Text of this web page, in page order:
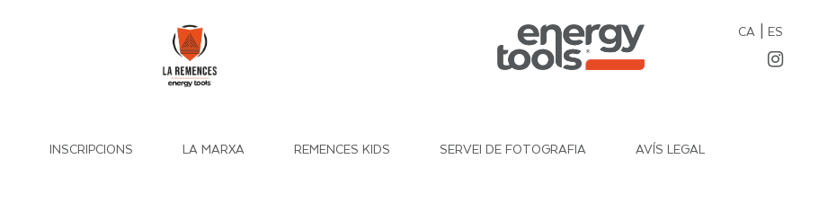
CA| ES
INSCRIPCIONS LA MARXA REMENCES KIDS SERVEI DE FOTOGRAFIA AVÍS LEGAL